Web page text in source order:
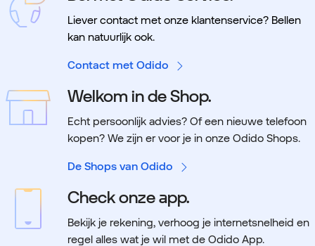
Liever contact met onze klantenservice? Bellen
kan natuurlijk ook.
Contact met Odido
Welkom in de Shop.
Echt persoonlijk advies? Of een nieuwe telefoon
kopen? We zijn er voor je in onze Odido Shops.
De Shops van Odido
Check onze app.
Bekijk je rekening, verhoog je internetsnelheid en
regel alles wat je wil met de Odido App.